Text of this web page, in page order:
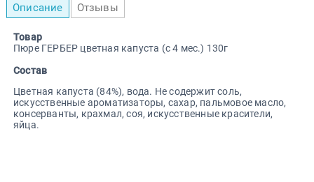
Описание Отзывы
Товар
Пюре ГЕРБЕР цветная капуста (с 4 мес.) 130г
Состав
Цветная капуста (84%), вода. Не содержит соль,
искусственные ароматизаторы, сахар, пальмовое масло,
консерванты, крахмал, соя, искусственные красители,
яйца.